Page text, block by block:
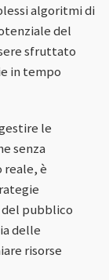
algoritmi di
del
sfruttato
in tempo
le
senza
reale, è
pubblico
delle
risorse